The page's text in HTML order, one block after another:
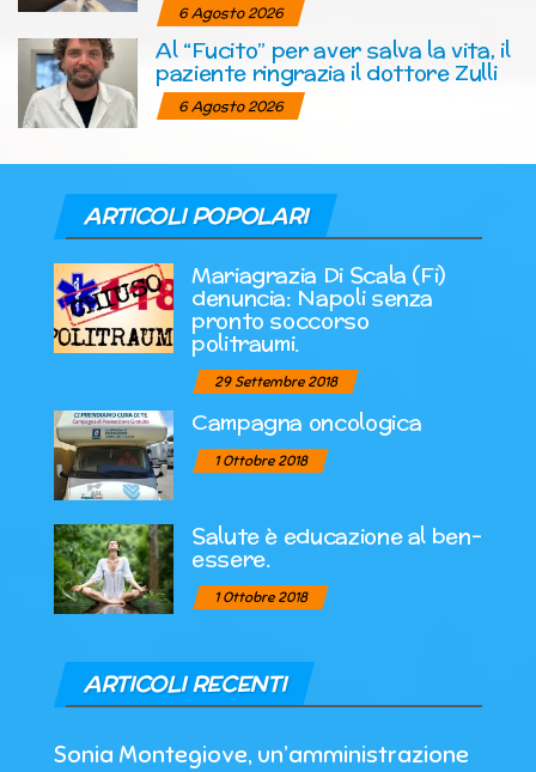
6 Agosto 2026
Al “Fucito” per aver salva la vita, il
paziente ringrazia il dottore Zulli
6 Agosto 2026
ARTICOLI POPOLARI
Mariagrazia Di Scala (Fi)
denuncia: Napoli senza
pronto soccorso
politraumi.
29 Settembre 2018
Campagna oncologica
1 Ottobre 2018
Salute è educazione al ben-
essere.
1 Ottobre 2018
ARTICOLI RECENTI
Sonia Montegiove, un’amministrazione